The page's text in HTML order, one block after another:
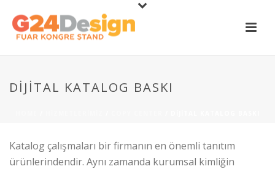
DIJITAL KATALOG BASKI
Katalog çalışmaları bir firmanın en önemli tanıtım
ürünlerindendir. Aynı zamanda kurumsal kimliğin